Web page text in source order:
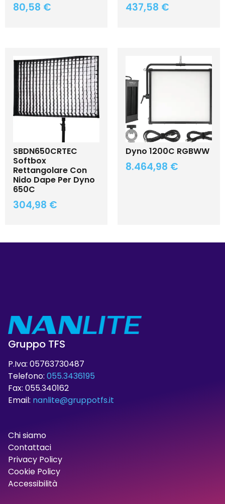
80,58 € 437,58 €
SBDN650CRTEC
Softbox
Rettangolare Con
Nido Dape Per Dyno
650C
304,98 €
Dyno 1200C RGBWW
8.464,98 €
Gruppo TFS
P.Iva: 05763730487
Telefono: 055.3436195
Fax: 055.340162
Email: nanlite@gruppotfs.it
Chi siamo
Contattaci
Privacy Policy
Cookie Policy
Accessibilità